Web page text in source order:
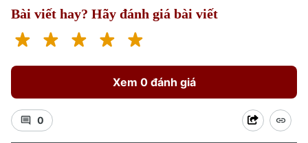
Bài viết hay? Hãy đánh giá bài viết
Xem 0 đánh giá
0